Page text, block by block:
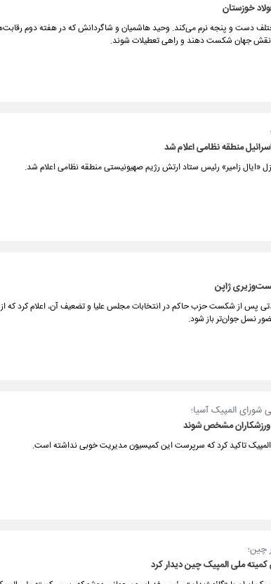
خوزستان
دست و پنجه نرم می‌کند. وحید هاشمیان و شاگردانش که در هفته دوم
نقش جهان شکست دهند و راهی تعطیلات شوند.
منطقه نظامی اعلام شد
«ایال زامیر» رئیس ستاد ارتش رژیم صهیونیستی منطقه نظامی اعلام شد.
ژاپن
پس از شکست حزب حاکم در انتخابات مجلس علیا و تضعیف آن، اعلام کرد که
نسل جوان‌تر باز شود.
المپیک آسیا؛
ورزشکاران مشخص شوند
تاکید کرد که سرپرست این کمیسیون مدیریت خوبی نداشته است.
چین؛
ملی المپیک چین دیدار کرد